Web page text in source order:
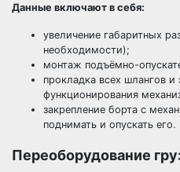
Данные включают в себя:
увеличение габаритных
необходимости);
монтаж подъёмно-
прокладка всех шлангов
функционирования
закрепление борта с
поднимать и опускать его.
Переоборудование